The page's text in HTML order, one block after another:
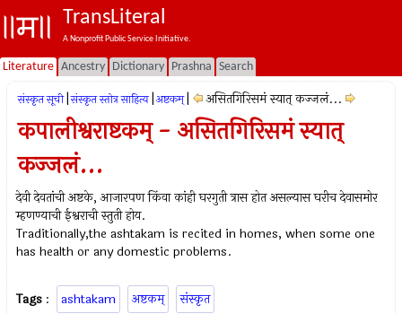
TransLiteral
A Nonprofit Public Service Initiative.
Literature Ancestry Dictionary Prashna Search
संस्कृत सूची संस्कृत स्तोत्र साहित्य अष्टकम्‌ असितगिरिसमं स्यात् कज्जलं...
कपालीश्वराष्टकम् - असितगिरिसमं स्यात्
कज्जलं...
देवी देवतांची अष्टके, आजारपण किंवा कांही घरगुती त्रास होत असल्यास घरीच देवासमोर
म्हणण्याची ईश्वराची स्तुती होय.
Traditionally,the ashtakam is recited in homes, when some one
has health or any domestic problems.
Tags : ashtakam अष्टकम्‌ संस्कृत